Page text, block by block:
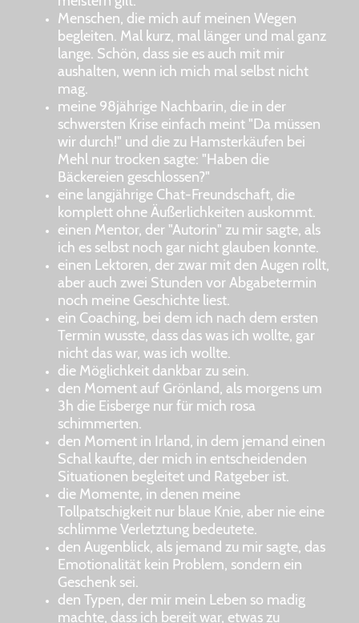
Menschen, die mich auf meinen Wegen
begleiten. Mal kurz, mal länger und mal ganz
lange. Schön, dass sie es auch mit mir
aushalten, wenn ich mich mal selbst nicht
mag.
meine 98jährige Nachbarin, die in der
schwersten Krise einfach meint "Da müssen
wir durch!" und die zu Hamsterkäufen bei
Mehl nur trocken sagte: "Haben die
Bäckereien geschlossen?"
eine langjährige Chat-Freundschaft, die
komplett ohne Äußerlichkeiten auskommt.
einen Mentor, der "Autorin" zu mir sagte, als
ich es selbst noch gar nicht glauben konnte.
einen Lektoren, der zwar mit den Augen rollt,
aber auch zwei Stunden vor Abgabetermin
noch meine Geschichte liest.
ein Coaching, bei dem ich nach dem ersten
Termin wusste, dass das was ich wollte, gar
nicht das war, was ich wollte.
die Möglichkeit dankbar zu sein.
den Moment auf Grönland, als morgens um
3h die Eisberge nur für mich rosa
schimmerten.
den Moment in Irland, in dem jemand einen
Schal kaufte, der mich in entscheidenden
Situationen begleitet und Ratgeber ist.
die Momente, in denen meine
Tollpatschigkeit nur blaue Knie, aber nie eine
schlimme Verletztung bedeutete.
den Augenblick, als jemand zu mir sagte, das
Emotionalität kein Problem, sondern ein
Geschenk sei.
den Typen, der mir mein Leben so madig
machte, dass ich bereit war, etwas zu